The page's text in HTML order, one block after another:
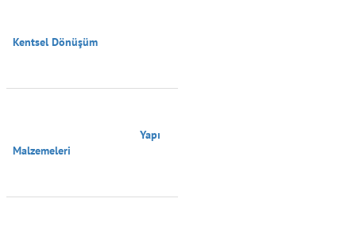
Kentsel Dönüşüm
Malzemeleri